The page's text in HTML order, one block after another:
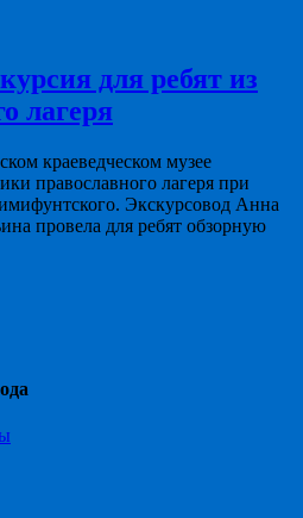
для ребят из
лагеря
краеведческом музее
православного лагеря при
Экскурсовод Анна
провела для ребят обзорную